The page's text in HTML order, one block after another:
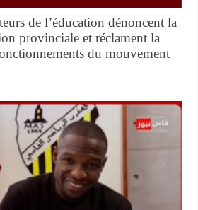
de l’éducation dénoncent la
provinciale et réclament la
du mouvement